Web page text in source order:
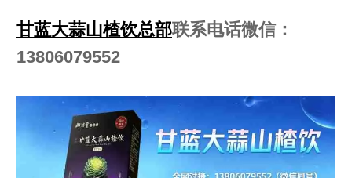
甘蓝大蒜山楂饮总部联系电话微信：
13806079552